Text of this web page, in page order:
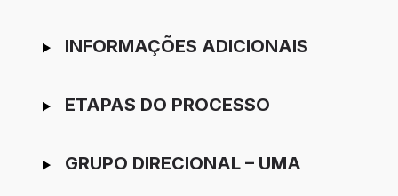
INFORMAÇÕES ADICIONAIS
ETAPAS DO PROCESSO
GRUPO DIRECIONAL – UMA